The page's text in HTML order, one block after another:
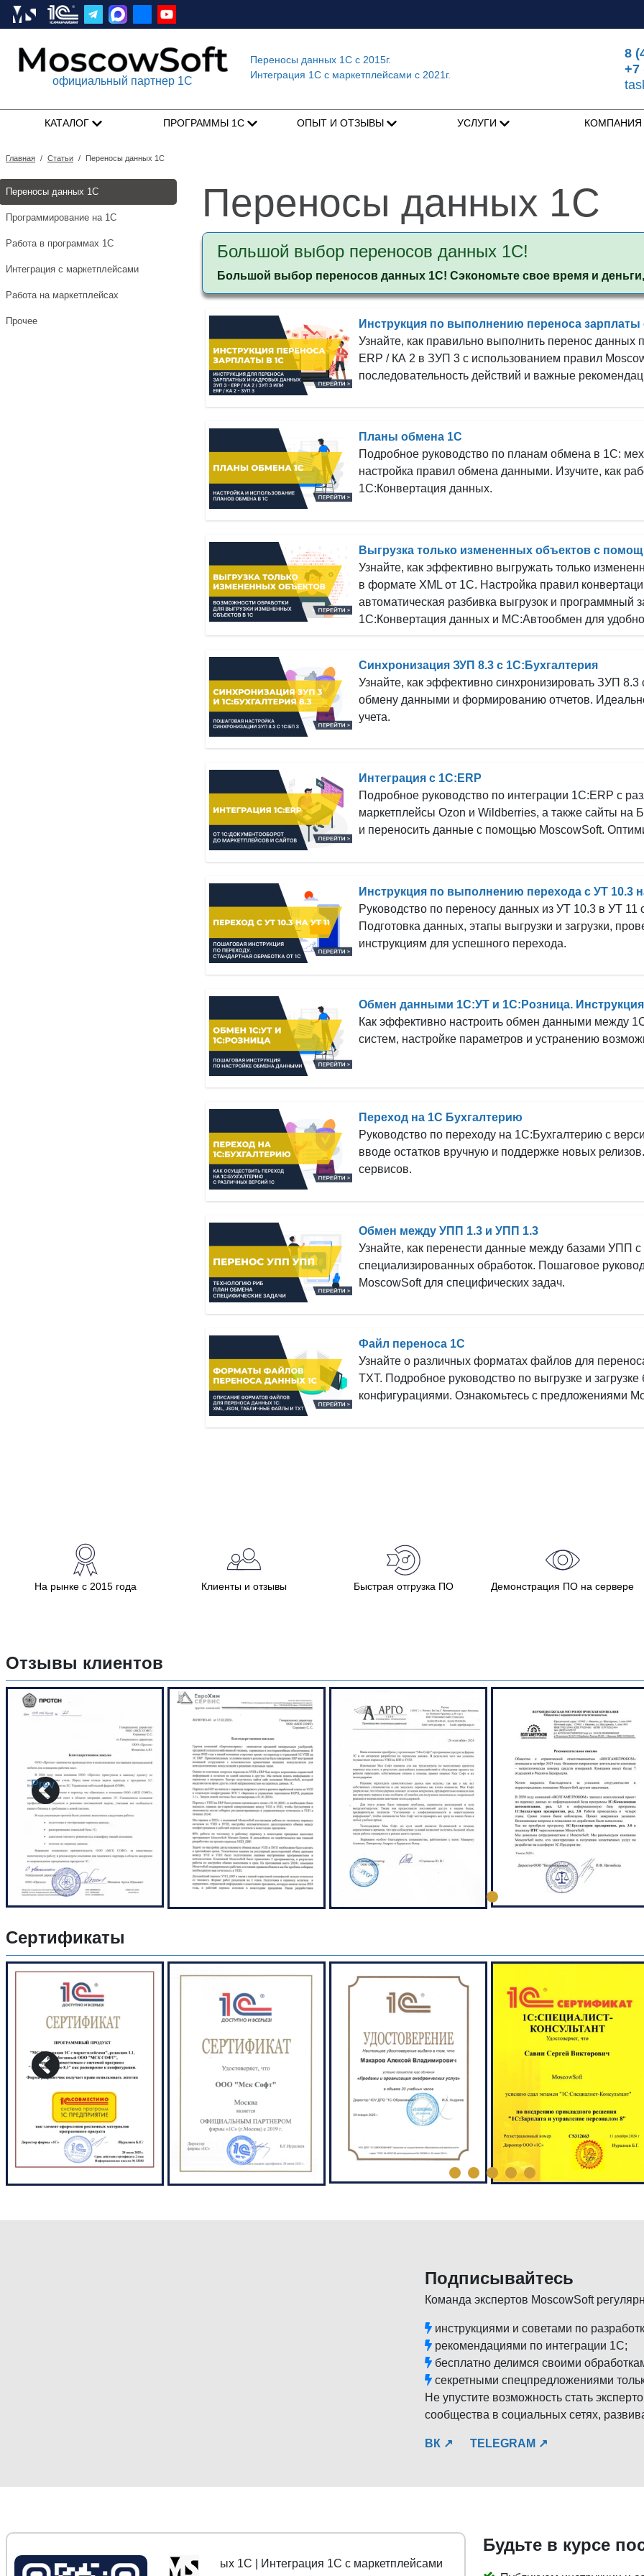
официальный партнер 1С
Переносы данных 1Сс 2015г.
Интеграция 1C с маркетплейсами с 2021г.
8
+7
КАТАЛОГ ПРОГРАММЫ 1С ОПЫТ И ОТЗЫВЫ УСЛУГИ КОМПАНИЯ
Главная / Статьи / Переносы данных 1С
Переносы данных 1С
Программирование на 1С
Работа в программах 1С
Интеграция с маркетплейсами
Работа на маркетплейсах
Прочее
Переносы данных 1С
Большой выбор переносов данных 1С!
Большой выбор переносов данных 1С! Сэкономьте свое время и
Инструкция по выполнению переноса
Узнайте, как правильно выполнить перенос
ERP / КА 2 в ЗУП 3 с использованием правил
последовательность действий и важные
Планы обмена 1С
Подробное руководство по планам обмена в 1С:
настройка правил обмена данными. Изучите, как
1С:Конвертация данных.
Выгрузка только измененных объектов с
Узнайте, как эффективно выгружать только
в формате XML от 1С. Настройка правил
автоматическая разбивка выгрузок и программный
1С:Конвертация данных и МС:Автообмен для
Синхронизация ЗУП 8.3 с 1С:Бухгалтерия
Узнайте, как эффективно синхронизировать ЗУП
обмену данными и формированию отчетов.
учета.
Интеграция с 1С:ERP
Подробное руководство по интеграции 1С:ERP с
маркетплейсы Ozon и Wildberries, а также сайты на
и переносить данные с помощью MoscowSoft.
Инструкция по выполнению перехода с УТ 10.3
Руководство по переносу данных из УТ 10.3 в УТ
Подготовка данных, этапы выгрузки и загрузки,
инструкциям для успешного перехода.
Обмен данными 1С:УТ и 1С:Розница. Инструкция
Как эффективно настроить обмен данными между
систем, настройке параметров и устранению
Переход на 1С Бухгалтерию
Руководство по переходу на 1С:Бухгалтерию с
вводе остатков вручную и поддержке новых
сервисов.
Обмен между УПП 1.3 и УПП 1.3
Узнайте, как перенести данные между базами УПП
специализированных обработок. Пошаговое
MoscowSoft для специфических задач.
Файл переноса 1С
Узнайте о различных форматах файлов для
TXT. Подробное руководство по выгрузке и
конфигурациями. Ознакомьтесь с предложениями
На рынке с 2015 года Клиенты и отзывы Быстрая отгрузка ПО Демонстрация ПО на сервере
Отзывы клиентов
Prev
Сертификаты
Подписывайтесь
Команда экспертов MoscowSoft
инструкциями и советами по
рекомендациями по интеграции 1С;
бесплатно делимся своими
секретными спецпредложениями
Не упустите возможность стать
сообщества в социальных сетях,
ВК ↗ TELEGRAM ↗
MoscowSoft | Переносы данных 1С | Интеграция 1С с маркетплейсами
Будьте в курсе